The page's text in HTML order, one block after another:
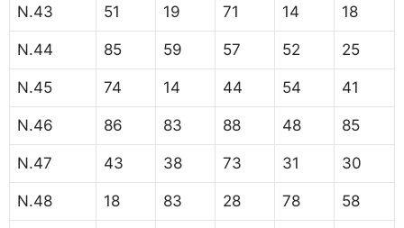
N.43 51 19 71 14 18
N.44 85 59 57 52 25
N.45 74 14 44 54 41
N.46 86 83 88 48 85
N.47 43 38 73 31 30
N.48 18 83 28 78 58